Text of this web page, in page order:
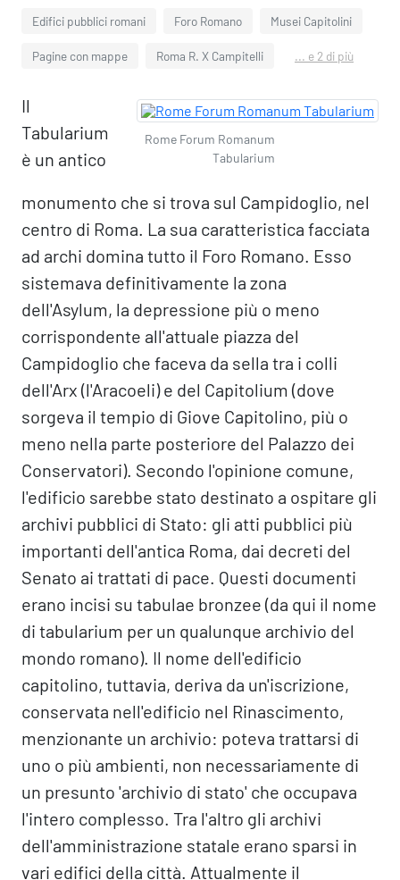
Edifici pubblici romani Foro Romano Musei Capitolini
Pagine con mappe Roma R. X Campitelli ... e 2 di più
Rome Forum Romanum
Tabularium
Il
Tabularium
è un antico
monumento che si trova sul Campidoglio, nel
centro di Roma. La sua caratteristica facciata
ad archi domina tutto il Foro Romano. Esso
sistemava definitivamente la zona
dell'Asylum, la depressione più o meno
corrispondente all'attuale piazza del
Campidoglio che faceva da sella tra i colli
dell'Arx (l'Aracoeli) e del Capitolium (dove
sorgeva il tempio di Giove Capitolino, più o
meno nella parte posteriore del Palazzo dei
Conservatori). Secondo l'opinione comune,
l'edificio sarebbe stato destinato a ospitare gli
archivi pubblici di Stato: gli atti pubblici più
importanti dell'antica Roma, dai decreti del
Senato ai trattati di pace. Questi documenti
erano incisi su tabulae bronzee (da qui il nome
di tabularium per un qualunque archivio del
mondo romano). Il nome dell'edificio
capitolino, tuttavia, deriva da un'iscrizione,
conservata nell'edificio nel Rinascimento,
menzionante un archivio: poteva trattarsi di
uno o più ambienti, non necessariamente di
un presunto 'archivio di stato' che occupava
l'intero complesso. Tra l'altro gli archivi
dell'amministrazione statale erano sparsi in
vari edifici della città. Attualmente il